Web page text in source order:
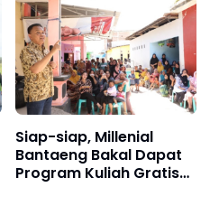
Siap-siap, Millenial
Bantaeng Bakal Dapat
Program Kuliah Gratis